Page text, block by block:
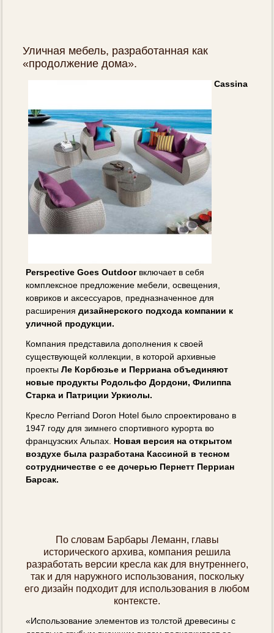
Уличная мебель, разработанная как
«продолжение дома».
Cassina
Perspective Goes Outdoorвключает в себя
комплексное предложение мебели, освещения,
ковриков и аксессуаров, предназначенное для
расширениядизайнерского подхода компании к
уличной продукции.
Компания представила дополнения к своей
существующей коллекции, в которой архивные
проектыЛе Корбюзье и Перриана объединяют
новые продукты Родольфо Дордони, Филиппа
Старка и Патриции Уркиолы.
Кресло Perriand Doron Hotel было спроектировано в
1947 году для зимнего спортивного курорта во
французских Альпах. Новая версия на открытом
воздухе была разработана Кассиной в тесном
сотрудничестве с ее дочерью Пернетт Перриан
Барсак.
По словам Барбары Леманн, главы
исторического архива, компания решила
разработать версии кресла как для внутреннего,
так и для наружного использования, поскольку
его дизайн подходит для использования в любом
контексте.
«Использование элементов из толстой древесины с